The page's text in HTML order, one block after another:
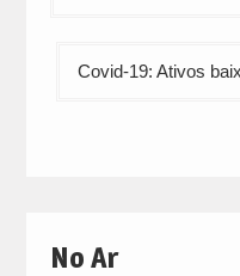
Covid-19: Ativos
No Ar